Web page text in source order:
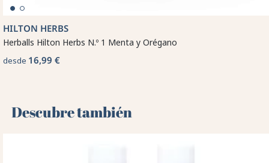
HILTON HERBS
Herballs Hilton Herbs N.º 1 Menta y Orégano
desde 16,99 €
Descubre también 🌻